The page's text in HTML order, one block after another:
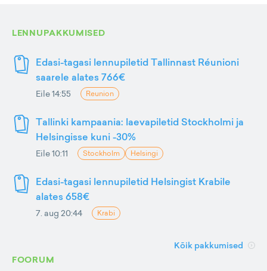
LENNUPAKKUMISED
Edasi-tagasi lennupiletid Tallinnast Réunioni
saarele alates 766€
Eile 14:55 Reunion
Tallinki kampaania: laevapiletid Stockholmi ja
Helsingisse kuni -30%
Eile 10:11 Stockholm Helsingi
Edasi-tagasi lennupiletid Helsingist Krabile
alates 658€
7. aug 20:44 Krabi
Kõik pakkumised
FOORUM